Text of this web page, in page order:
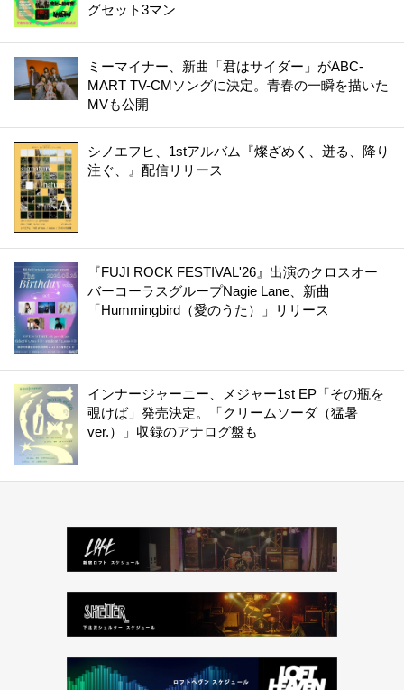
グセット3マン
ミーマイナー、新曲「君はサイダー」がABC-
MART TV-CMソングに決定。青春の一瞬を描いた
MVも公開
シノエフヒ、1stアルバム『燦ざめく、迸る、降り
注ぐ、』配信リリース
『FUJI ROCK FESTIVAL'26』出演のクロスオー
バーコーラスグループNagie Lane、新曲
「Hummingbird（愛のうた）」リリース
インナージャーニー、メジャー1st EP「その瓶を
覗けば」発売決定。「クリームソーダ（猛暑
ver.）」収録のアナログ盤も